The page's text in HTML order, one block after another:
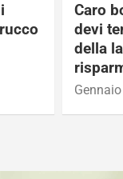
Caro
devi
della